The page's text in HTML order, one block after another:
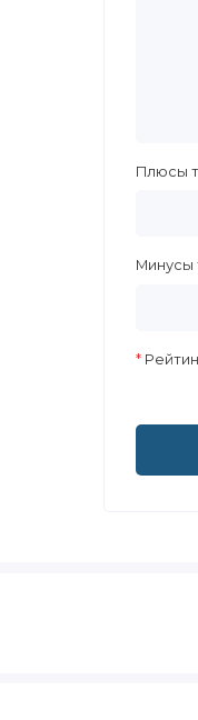
Плюсы
Минусы